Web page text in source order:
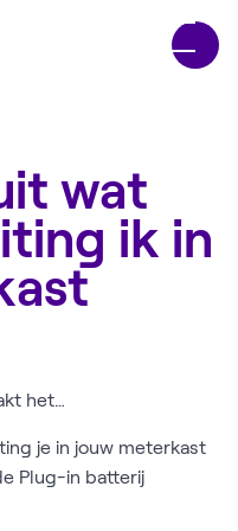
wat
ik in
Maakt het uit wat voor aansluiting ik in mijn meterkast heb?
je in jouw meterkast
Plug-in batterij